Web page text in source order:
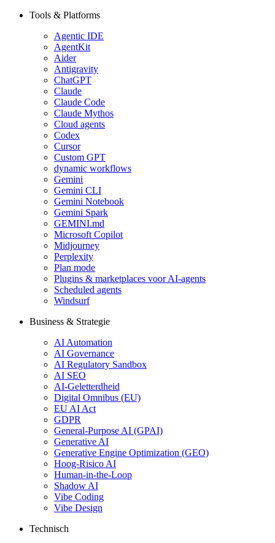
Tools & Platforms
Agentic IDE
AgentKit
Aider
Antigravity
ChatGPT
Claude
Claude Code
Claude Mythos
Cloud agents
Codex
Cursor
Custom GPT
dynamic workflows
Gemini
Gemini CLI
Gemini Notebook
Gemini Spark
GEMINI.md
Microsoft Copilot
Midjourney
Perplexity
Plan mode
Plugins & marketplaces voor AI-agents
Scheduled agents
Windsurf
Business & Strategie
AI Automation
AI Governance
AI Regulatory Sandbox
AI SEO
AI-Geletterdheid
Digital Omnibus (EU)
EU AI Act
GDPR
General-Purpose AI (GPAI)
Generative AI
Generative Engine Optimization (GEO)
Hoog-Risico AI
Human-in-the-Loop
Shadow AI
Vibe Coding
Vibe Design
Technisch